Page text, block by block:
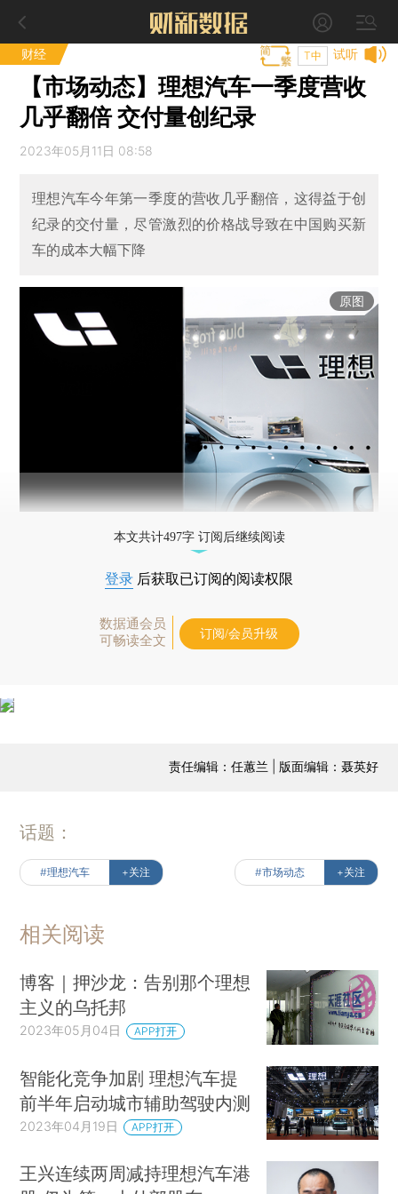
财经 试听
T中
【市场动态】理想汽车一季度营收
几乎翻倍 交付量创纪录
2023年05月11日 08:58
理想汽车今年第一季度的营收几乎翻倍，这得益于创
纪录的交付量，尽管激烈的价格战导致在中国购买新
车的成本大幅下降
原图
本文共计497字 订阅后继续阅读
登录 后获取已订阅的阅读权限
数据通会员
可畅读全文
订阅/会员升级
责任编辑：任蕙兰 | 版面编辑：聂英好
话题：
#理想汽车 +关注 #市场动态 +关注
相关阅读
博客｜押沙龙：告别那个理想
主义的乌托邦
2023年05月04日 APP打开
智能化竞争加剧 理想汽车提
前半年启动城市辅助驾驶内测
2023年04月19日 APP打开
王兴连续两周减持理想汽车港